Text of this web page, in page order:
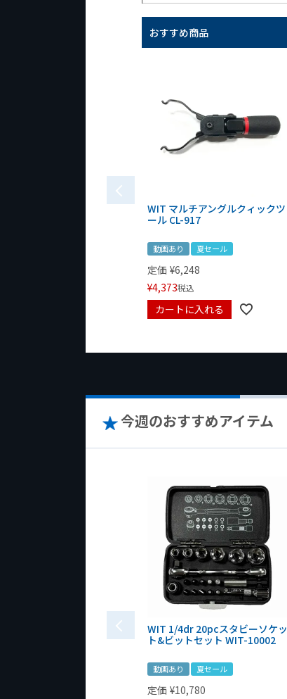
おすすめ商品
WIT マルチアングルクィックツ
ール CL-917
動画あり 夏セール
定価 ¥6,248
¥4,373税込
カートに入れる
今週のおすすめアイテム
WIT 1/4dr 20pcスタビーソケッ
ト&ビットセット WIT-10002
動画あり 夏セール
定価 ¥10,780